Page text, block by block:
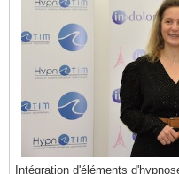
Intégration d'éléments